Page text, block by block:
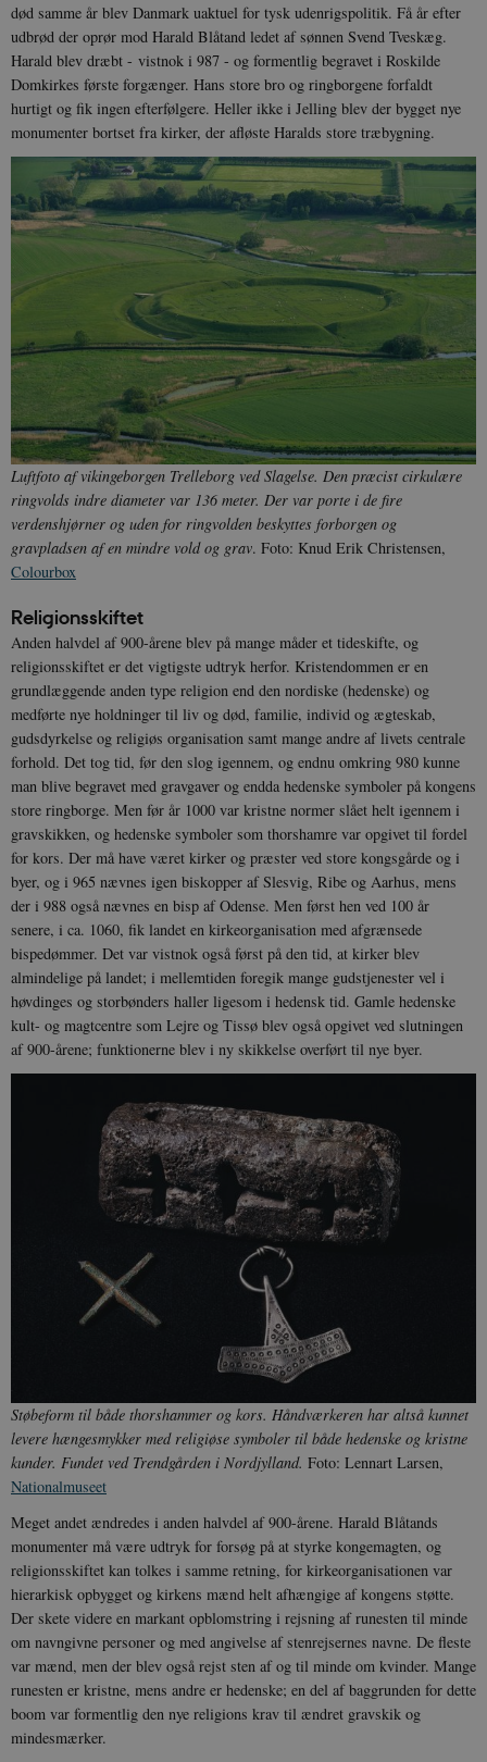
død samme år blev Danmark uaktuel for tysk udenrigspolitik. Få år efter
udbrød der oprør mod Harald Blåtand ledet af sønnen Svend Tveskæg.
Harald blev dræbt - vistnok i 987 - og formentlig begravet i Roskilde
Domkirkes første forgænger. Hans store bro og ringborgene forfaldt
hurtigt og fik ingen efterfølgere. Heller ikke i Jelling blev der bygget nye
monumenter bortset fra kirker, der afløste Haralds store træbygning.
Luftfoto af vikingeborgen Trelleborg ved Slagelse. Den præcist cirkulære
ringvolds indre diameter var 136 meter. Der var porte i de fire
verdenshjørner og uden for ringvolden beskyttes forborgen og
gravpladsen af en mindre vold og grav. Foto: Knud Erik Christensen,
Colourbox
Religionsskiftet
Anden halvdel af 900-årene blev på mange måder et tideskifte, og
religionsskiftet er det vigtigste udtryk herfor. Kristendommen er en
grundlæggende anden type religion end den nordiske (hedenske) og
medførte nye holdninger til liv og død, familie, individ og ægteskab,
gudsdyrkelse og religiøs organisation samt mange andre af livets centrale
forhold. Det tog tid, før den slog igennem, og endnu omkring 980 kunne
man blive begravet med gravgaver og endda hedenske symboler på kongens
store ringborge. Men før år 1000 var kristne normer slået helt igennem i
gravskikken, og hedenske symboler som thorshamre var opgivet til fordel
for kors. Der må have været kirker og præster ved store kongsgårde og i
byer, og i 965 nævnes igen biskopper af Slesvig, Ribe og Aarhus, mens
der i 988 også nævnes en bisp af Odense. Men først hen ved 100 år
senere, i ca. 1060, fik landet en kirkeorganisation med afgrænsede
bispedømmer. Det var vistnok også først på den tid, at kirker blev
almindelige på landet; i mellemtiden foregik mange gudstjenester vel i
høvdinges og storbønders haller ligesom i hedensk tid. Gamle hedenske
kult- og magtcentre som Lejre og Tissø blev også opgivet ved slutningen
af 900-årene; funktionerne blev i ny skikkelse overført til nye byer.
Støbeform til både thorshammer og kors. Håndværkeren har altså kunnet
levere hængesmykker med religiøse symboler til både hedenske og kristne
kunder. Fundet ved Trendgården i Nordjylland. Foto: Lennart Larsen,
Nationalmuseet
Meget andet ændredes i anden halvdel af 900-årene. Harald Blåtands
monumenter må være udtryk for forsøg på at styrke kongemagten, og
religionsskiftet kan tolkes i samme retning, for kirkeorganisationen var
hierarkisk opbygget og kirkens mænd helt afhængige af kongens støtte.
Der skete videre en markant opblomstring i rejsning af runesten til minde
om navngivne personer og med angivelse af stenrejsernes navne. De fleste
var mænd, men der blev også rejst sten af og til minde om kvinder. Mange
runesten er kristne, mens andre er hedenske; en del af baggrunden for dette
boom var formentlig den nye religions krav til ændret gravskik og
mindesmærker.
CloudFront-
Key-Pair-Id
.h5p.com Session
_gid
Google LLC
.danmarkshistorien.dk
1 dag
h5pcomsession
danmarkshistoriendk.h5p.com
CloudFront-
Signature
.h5p.com Session
vuid
CloudFront-
Region
.h5p.com Session
CloudFront-
Policy
.h5p.com
.danmarkshistorien.dk
1 år 1
_ga
Created-At
.h5p.com
_gat_UA-
8822943-1
.danmarkshistorien.dk
sekunder
websteder;
også afgøre,
bruger den
gamle
Youtube-
NID
Google LLC
.google.com
6
måneder
3 dage
Denne cookie
indstilles af
DoubleClick
ejes af
at hjælpe
oprette en
dine
annoncer på
websteder.
YSC
Google LLC
.youtube.com
Session
Denne cookie
YouTube til
visninger af